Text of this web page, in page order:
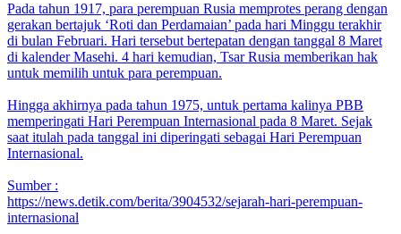
Pada tahun 1917, para perempuan Rusia memprotes perang dengan
gerakan bertajuk ‘Roti dan Perdamaian’ pada hari Minggu terakhir
di bulan Februari. Hari tersebut bertepatan dengan tanggal 8 Maret
di kalender Masehi. 4 hari kemudian, Tsar Rusia memberikan hak
untuk memilih untuk para perempuan.
Hingga akhirnya pada tahun 1975, untuk pertama kalinya PBB
memperingati Hari Perempuan Internasional pada 8 Maret. Sejak
saat itulah pada tanggal ini diperingati sebagai Hari Perempuan
Internasional.
Sumber :
https://news.detik.com/berita/3904532/sejarah-hari-perempuan-
internasional